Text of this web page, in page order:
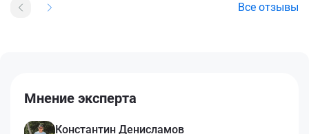
Все отзывы
Мнение эксперта
Константин Денисламов